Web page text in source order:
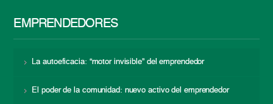
EMPRENDEDORES
La autoeficacia: “motor invisible” del emprendedor
El poder de la comunidad: nuevo activo del emprendedor